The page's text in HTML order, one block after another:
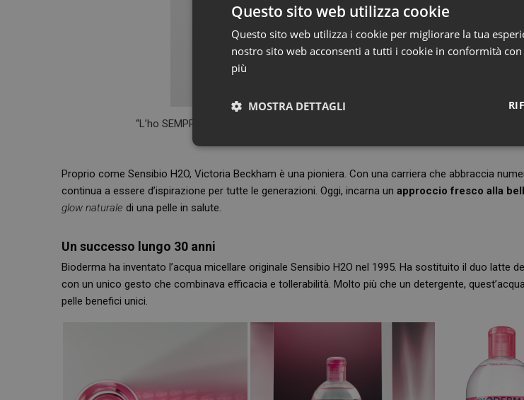
“L’ho SEMPRE usata. Nessun prodotto potrà mai competere con Sensibio H2O”
Proprio come Sensibio H2O, Victoria Beckham è una pioniera. Con una carriera che abbraccia
continua a essere d’ispirazione per tutte le generazioni. Oggi, incarna un approccio fresco alla
glow naturale di una pelle in salute.
Un successo lungo 30 anni
Bioderma ha inventato l’acqua micellare originale Sensibio H2O nel 1995. Ha sostituito il duo latte
con un unico gesto che combinava efficacia e tollerabilità. Molto più che un detergente,
pelle benefici unici.
Questo sito web utilizza cookie
Questo sito web utilizza i cookie per migliorare la tua
nostro sito web acconsenti a tutti i cookie in conformità
più
MOSTRA DETTAGLI
Necessari
I cookie necessari contribuiscono a rendere fruibile il sito web abilitandone
e l'accesso alle aree protette del sito. Il sito web non è in grado di funzionare
PHP.
è un
viene
buon